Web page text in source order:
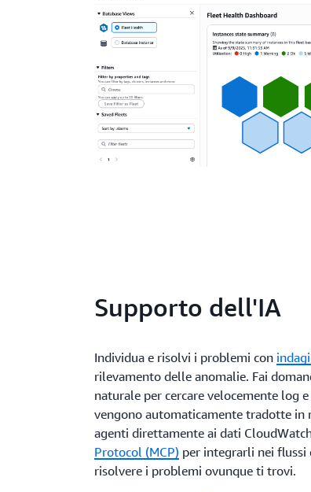
Supporto dell'IA
Individua e risolvi i problemi con
rilevamento delle anomalie. Fai
naturale per cercare velocemente log
vengono automaticamente tradotte in
agenti direttamente ai dati
Protocol (MCP) per integrarli nei flussi
risolvere i problemi ovunque ti trovi.